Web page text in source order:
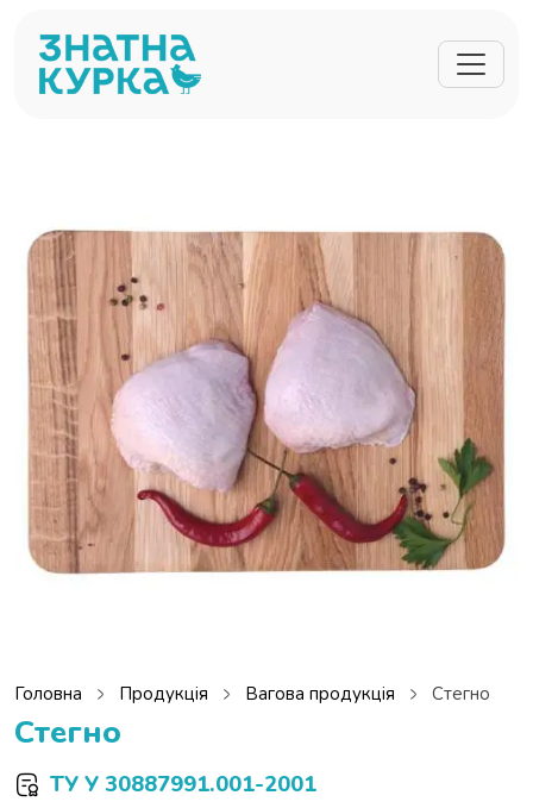
Головна Продукція Вагова продукція Стегно
Стегно
ТУ У 30887991.001-2001